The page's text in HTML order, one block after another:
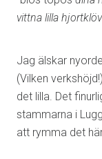
vittna lilla hjortklöv
Jag älskar
(Vilken
det lilla. Det
stammarna i
att rymma det